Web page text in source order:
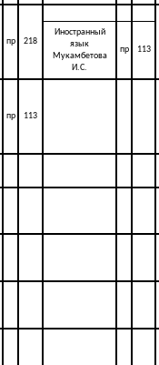
пр 218
Иностранный
язык
Мукамбетова
И.С.
пр 113
пр 113